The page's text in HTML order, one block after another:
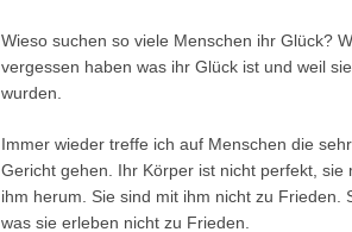
Wieso suchen so viele Menschen ihr Glück?
vergessen haben was ihr Glück ist und weil
wurden.
Immer wieder treffe ich auf Menschen die
Gericht gehen. Ihr Körper ist nicht perfekt, sie
ihm herum. Sie sind mit ihm nicht zu Frieden.
was sie erleben nicht zu Frieden.